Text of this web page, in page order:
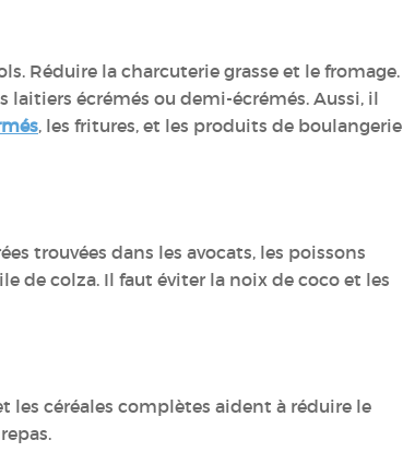
Réduire la charcuterie grasse et le fromage.
laitiers écrémés ou demi-écrémés. Aussi, il
, les fritures, et les produits de boulangerie
trouvées dans les avocats, les poissons
de colza. Il faut éviter la noix de coco et les
les céréales complètes aident à réduire le